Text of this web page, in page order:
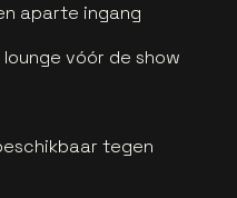
aparte ingang
vóór de show
tegen